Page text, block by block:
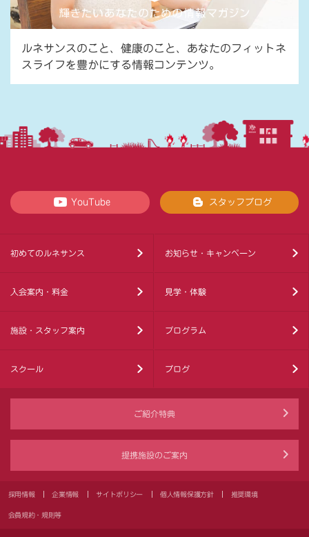
ルネサンスのこと、健康のこと、あなたのフィットネ
スライフを豊かにする情報コンテンツ。
YouTube スタッフブログ
初めてのルネサンス お知らせ・キャンペーン
入会案内・料金 見学・体験
施設・スタッフ案内 プログラム
スクール ブログ
ご紹介特典
提携施設のご案内
採用情報 企業情報 サイトポリシー 個人情報保護方針 推奨環境
会員規約・規則等